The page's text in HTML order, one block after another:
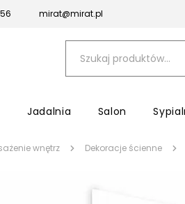
mirat@mirat.pl
Jadalnia Salon
wnętrz Dekoracje ścienne